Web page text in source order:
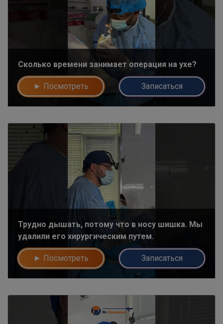
Сколько времени занимает операция на ухе?
► Посмотреть Записаться
Трудно дышать, потому что в носу шишка. Мы
удалили его хирургическим путем.
► Посмотреть Записаться